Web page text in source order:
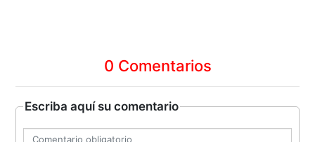
0 Comentarios
Escriba aquí su comentario